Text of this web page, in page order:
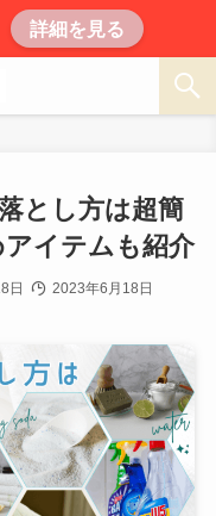
詳細を見る
とし方は超簡
イテムも紹介
日 2023年6月18日